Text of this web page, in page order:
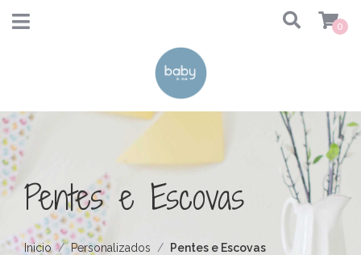
0
Pentes e Escovas
Inicio Personalizados Pentes e Escovas